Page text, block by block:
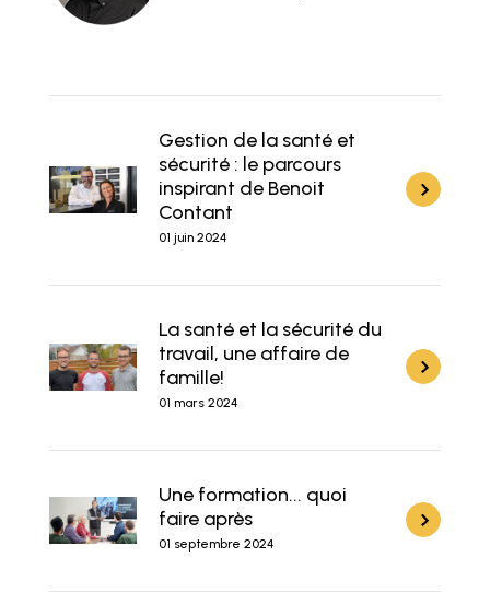
Gestion de la santé et
sécurité : le parcours
inspirant de Benoit
Contant
01 juin 2024
La santé et la sécurité du
travail, une affaire de
famille!
01 mars 2024
Une formation... quoi
faire après
01 septembre 2024